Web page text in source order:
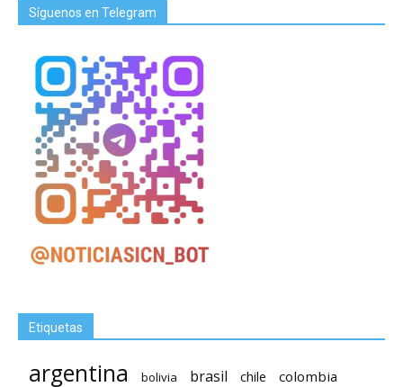
Síguenos en Telegram
Etiquetas
argentina bolivia brasil chile colombia